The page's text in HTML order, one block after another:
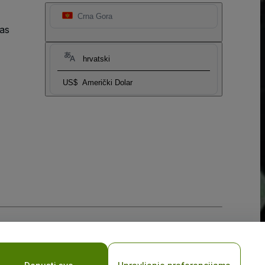
Crna Gora
hrvatski
US$ Američki Dolar
za mobilne uređaje